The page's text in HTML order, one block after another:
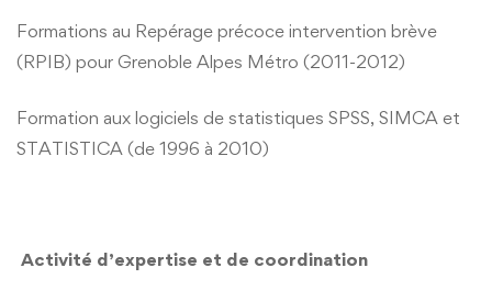
Formations au Repérage précoce intervention brève
(RPIB) pour Grenoble Alpes Métro (2011-2012)
Formation aux logiciels de statistiques SPSS, SIMCA et
STATISTICA (de 1996 à 2010)
Activité d’expertise et de coordination